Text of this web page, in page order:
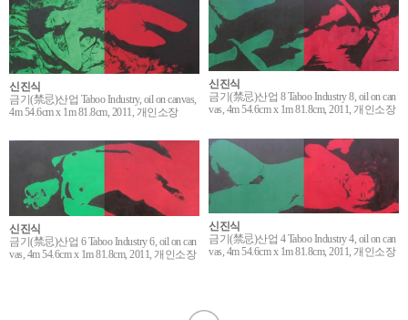
신진식
금기(禁忌)산업 8 Taboo Industry 8, oil on can
vas, 4m 54.6cm x 1m 81.8cm, 2011, 개인소장
신진식
금기(禁忌)산업 Taboo Industry, oil on canvas,
4m 54.6cm x 1m 81.8cm, 2011, 개인소장
신진식
금기(禁忌)산업 4 Taboo Industry 4, oil on can
vas, 4m 54.6cm x 1m 81.8cm, 2011, 개인소장
신진식
금기(禁忌)산업 6 Taboo Industry 6, oil on can
vas, 4m 54.6cm x 1m 81.8cm, 2011, 개인소장